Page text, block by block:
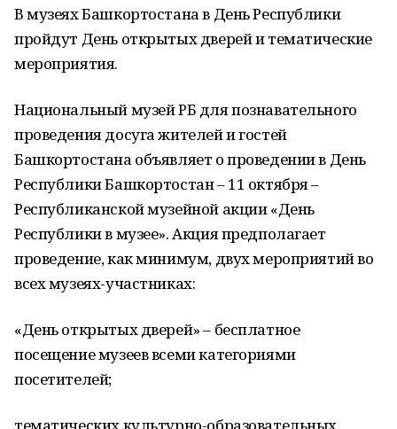
В музеях Башкортостана в День Республики
пройдут День открытых дверей и тематические
мероприятия.
Национальный музей РБ для познавательного
проведения досуга жителей и гостей
Башкортостана объявляет о проведении в День
Республики Башкортостан – 11 октября –
Республиканской музейной акции «День
Республики в музее». Акция предполагает
проведение, как минимум, двух мероприятий во
всех музеях-участниках:
«День открытых дверей» – бесплатное
посещение музеев всеми категориями
посетителей;